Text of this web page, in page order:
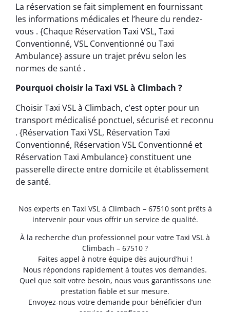
La réservation se fait simplement en fournissant
les informations médicales et l’heure du rendez-
vous . {Chaque Réservation Taxi VSL, Taxi
Conventionné, VSL Conventionné ou Taxi
Ambulance} assure un trajet prévu selon les
normes de santé .
Pourquoi choisir la Taxi VSL à Climbach ?
Choisir Taxi VSL à Climbach, c’est opter pour un
transport médicalisé ponctuel, sécurisé et reconnu
. {Réservation Taxi VSL, Réservation Taxi
Conventionné, Réservation VSL Conventionné et
Réservation Taxi Ambulance} constituent une
passerelle directe entre domicile et établissement
de santé.
Nos experts en Taxi VSL à Climbach – 67510 sont prêts à
intervenir pour vous offrir un service de qualité.
À la recherche d’un professionnel pour votre Taxi VSL à
Climbach – 67510 ?
Faites appel à notre équipe dès aujourd’hui !
Nous répondons rapidement à toutes vos demandes.
Quel que soit votre besoin, nous vous garantissons une
prestation fiable et sur mesure.
Envoyez-nous votre demande pour bénéficier d’un